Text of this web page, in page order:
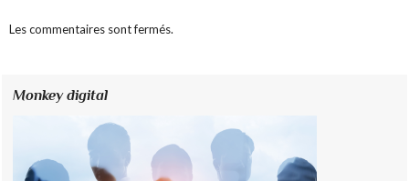
Les commentaires sont fermés.
Monkey digital